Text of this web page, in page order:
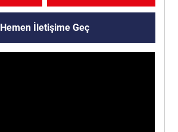
Hemen İletişime Geç